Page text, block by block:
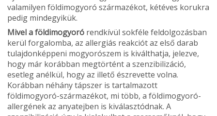
valamilyen földimogyoró ­származékot, kétéves korukra
pedig mindegyikük.
Mivel a földimogyoró rendkívül sokféle feldolgozásban
kerül forgalomba, az allergiás reakciót az első darab
tulajdonképpeni mogyorószem is kiválthatja, jelezve,
hogy már korábban megtörtént a szenzibilizáció,
esetleg anélkül, hogy az illető észrevette volna.
Korábban néhány tápszer is tartalmazott
földimogyoró-származékot, mi több, a földimogyoró-
allergének az anyatejben is kiválasztódnak. A